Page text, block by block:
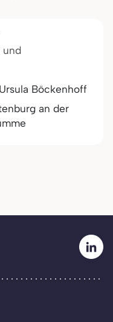
und
Böckenhoff
an der